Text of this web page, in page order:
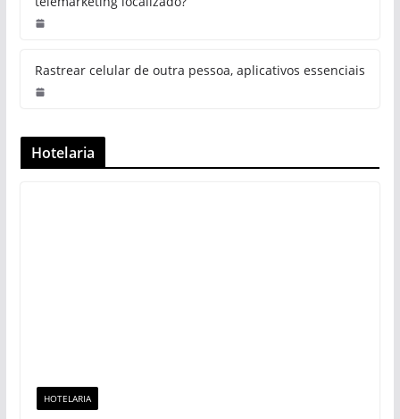
Rastrear celular de outra pessoa, aplicativos essenciais
Hotelaria
HOTELARIA